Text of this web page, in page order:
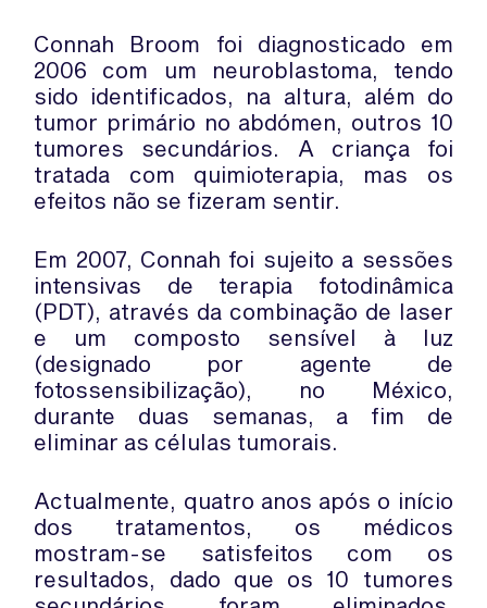
Connah Broom foi diagnosticado em
2006 com um neuroblastoma, tendo
sido identificados, na altura, além do
tumor primário no abdómen, outros 10
tumores secundários. A criança foi
tratada com quimioterapia, mas os
efeitos não se fizeram sentir.
Em 2007, Connah foi sujeito a sessões
intensivas de terapia fotodinâmica
(PDT), através da combinação de laser
e um composto sensível à luz
(designado por agente de
fotossensibilização), no México,
durante duas semanas, a fim de
eliminar as células tumorais.
Actualmente, quatro anos após o início
dos tratamentos, os médicos
mostram-se satisfeitos com os
resultados, dado que os 10 tumores